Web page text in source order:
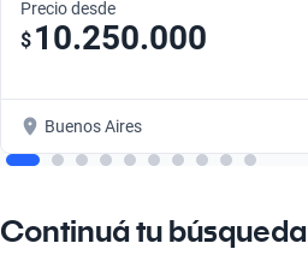
Precio desde
$ 10.250.000
Buenos Aires
Continuá tu búsqueda